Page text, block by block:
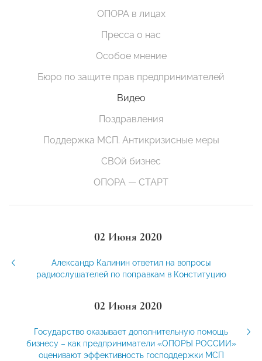
ОПОРА в лицах
Пресса о нас
Особое мнение
Бюро по защите прав предпринимателей
Видео
Поздравления
Поддержка МСП. Антикризисные меры
СВОй бизнес
ОПОРА — СТАРТ
02 Июня 2020
Александр Калинин ответил на вопросы
радиослушателей по поправкам в Конституцию
02 Июня 2020
Государство оказывает дополнительную помощь
бизнесу – как предприниматели «ОПОРЫ РОССИИ»
оценивают эффективность господдержки МСП